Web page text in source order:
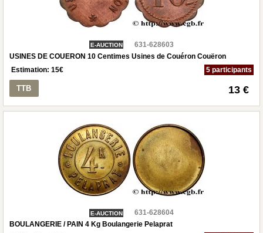
E-AUCTION
631-628603
USINES DE COUERON 10 Centimes Usines de Couéron Couëron
Estimation: 15€ 5 participants
TTB 13 €
E-AUCTION
631-628604
BOULANGERIE / PAIN 4 Kg Boulangerie Pelaprat